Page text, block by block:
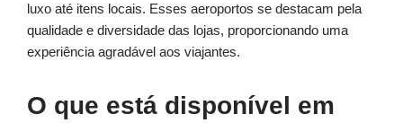
luxo até itens locais. Esses aeroportos se destacam pela
qualidade e diversidade das lojas, proporcionando uma
experiência agradável aos viajantes.
O que está disponível em